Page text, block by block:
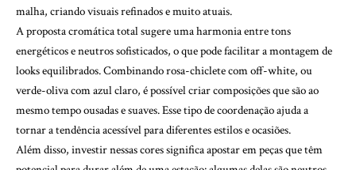
malha, criando visuais refinados e muito atuais.
A proposta cromática total sugere uma harmonia entre tons
energéticos e neutros sofisticados, o que pode facilitar a montagem de
looks equilibrados. Combinando rosa-chiclete com off-white, ou
verde-oliva com azul claro, é possível criar composições que são ao
mesmo tempo ousadas e suaves. Esse tipo de coordenação ajuda a
tornar a tendência acessível para diferentes estilos e ocasiões.
Além disso, investir nessas cores significa apostar em peças que têm